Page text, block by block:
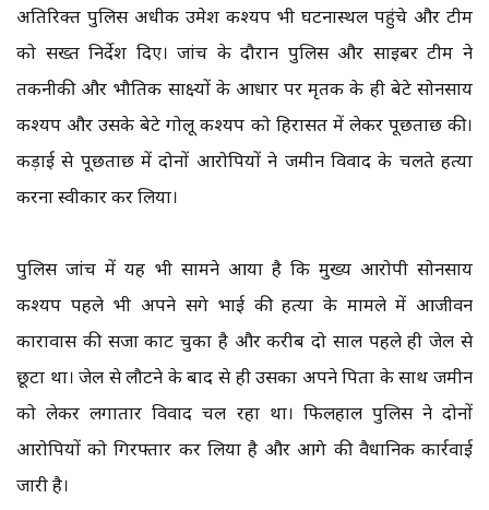
अतिरिक्त पुलिस अधीक्षक उमेश कश्यप भी घटनास्थल पहुंचे और टीम
को सख्त निर्देश दिए। जांच के दौरान पुलिस और साइबर टीम ने
तकनीकी और भौतिक साक्ष्यों के आधार पर मृतक के ही बेटे सोनसाय
कश्यप और उसके बेटे गोलू कश्यप को हिरासत में लेकर पूछताछ की।
कड़ाई से पूछताछ में दोनों आरोपियों ने जमीन विवाद के चलते हत्या
करना स्वीकार कर लिया।
पुलिस जांच में यह भी सामने आया है कि मुख्य आरोपी सोनसाय
कश्यप पहले भी अपने सगे भाई की हत्या के मामले में आजीवन
कारावास की सजा काट चुका है और करीब दो साल पहले ही जेल से
छूटा था। जेल से लौटने के बाद से ही उसका अपने पिता के साथ जमीन
को लेकर लगातार विवाद चल रहा था। फिलहाल पुलिस ने दोनों
आरोपियों को गिरफ्तार कर लिया है और आगे की वैधानिक कार्रवाई
जारी है।